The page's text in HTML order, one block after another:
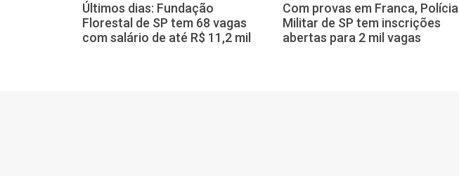
Últimos dias: Fundação
Florestal de SP tem 68 vagas
com salário de até R$ 11,2 mil
Com provas em Franca, Polícia
Militar de SP tem inscrições
abertas para 2 mil vagas